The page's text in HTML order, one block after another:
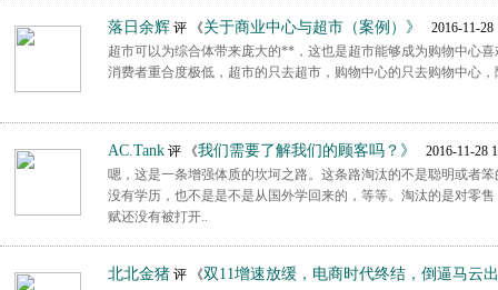
落日余辉 评 《关于商业中心与超市（案例）》
2016-11-28
超市可以为综合体带来庞大的**，这也是超市能够成为购物中心
消费者重合度极低，超市的只去超市，购物中心的只去购物中心
AC.Tank 评 《我们需要了解我们的顾客吗？》
2016-11-28
嗯，这是一条增强体质的坎坷之路。这条路淘汰的不是聪明或者
没有学历，也不是是不是从国外学回来的，等等。淘汰的是对零
赋还没有被打开..
北北金猪 评 《双11增速放缓，电商时代终结，倒逼马云